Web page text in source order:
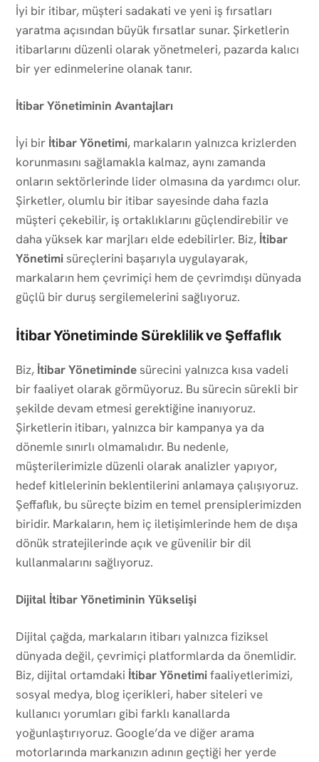
İyi bir itibar, müşteri sadakati ve yeni iş fırsatları
yaratma açısından büyük fırsatlar sunar. Şirketlerin
itibarlarını düzenli olarak yönetmeleri, pazarda kalıcı
bir yer edinmelerine olanak tanır.
İtibar Yönetiminin Avantajları
İyi bir İtibar Yönetimi, markaların yalnızca krizlerden
korunmasını sağlamakla kalmaz, aynı zamanda
onların sektörlerinde lider olmasına da yardımcı olur.
Şirketler, olumlu bir itibar sayesinde daha fazla
müşteri çekebilir, iş ortaklıklarını güçlendirebilir ve
daha yüksek kar marjları elde edebilirler. Biz, İtibar
Yönetimisüreçlerini başarıyla uygulayarak,
markaların hem çevrimiçi hem de çevrimdışı dünyada
güçlü bir duruş sergilemelerini sağlıyoruz.
İtibar Yönetiminde Süreklilik ve Şeffaflık
Biz, İtibar Yönetimindesürecini yalnızca kısa vadeli
bir faaliyet olarak görmüyoruz. Bu sürecin sürekli bir
şekilde devam etmesi gerektiğine inanıyoruz.
Şirketlerin itibarı, yalnızca bir kampanya ya da
dönemle sınırlı olmamalıdır. Bu nedenle,
müşterilerimizle düzenli olarak analizler yapıyor,
hedef kitlelerinin beklentilerini anlamaya çalışıyoruz.
Şeffaflık, bu süreçte bizim en temel prensiplerimizden
biridir. Markaların, hem iç iletişimlerinde hem de dışa
dönük stratejilerinde açık ve güvenilir bir dil
kullanmalarını sağlıyoruz.
Dijital İtibar Yönetiminin Yükselişi
Dijital çağda, markaların itibarı yalnızca fiziksel
dünyada değil, çevrimiçi platformlarda da önemlidir.
Biz, dijital ortamdaki İtibar Yönetimifaaliyetlerimizi,
sosyal medya, blog içerikleri, haber siteleri ve
kullanıcı yorumları gibi farklı kanallarda
yoğunlaştırıyoruz. Google’da ve diğer arama
motorlarında markanızın adının geçtiği her yerde